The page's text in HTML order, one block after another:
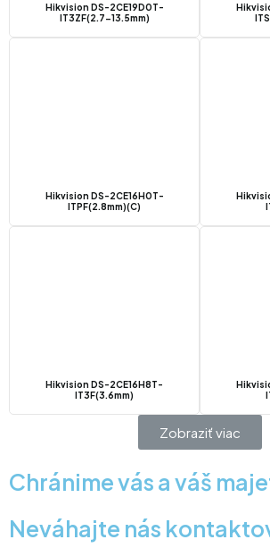
Hikvision DS-2CE19D0T-
IT3ZF(2.7-13.5mm)
Hikvision DS-2CE16H0T-
ITPF(2.8mm)(C)
Hikvision DS-2CE16H8T-
IT3F(3.6mm)
Zobraziť viac
Chránime vás a váš
Neváhajte nás